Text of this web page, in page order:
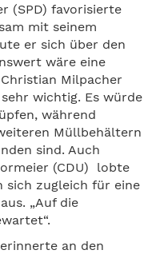
(SPD) favorisierte
mit seinem
er sich über den
wäre eine
Milpacher
wichtig. Es würde
während
Müllbehältern
sind. Auch
(CDU) lobte
sich zugleich für eine
„Auf die
an den